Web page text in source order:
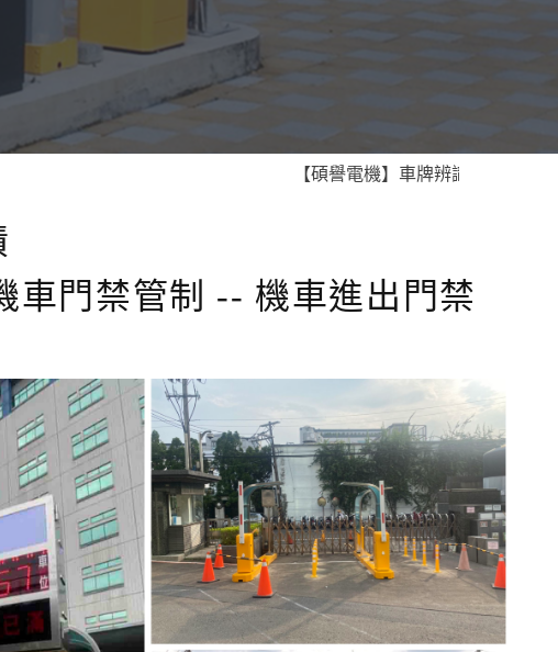
【碩譽電機】車牌辨識 X 智慧通關 X
車門禁管制 -- 機車進出門禁